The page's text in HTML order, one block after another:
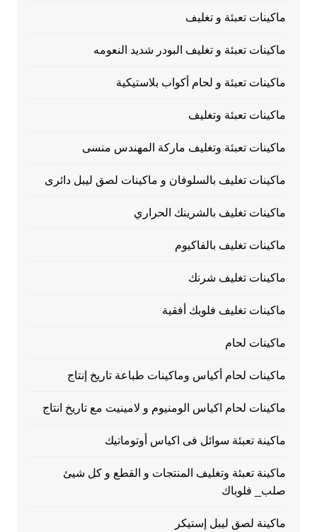
ماكينات تعبئة و تغليف
ماكينات تعبئة و تغليف البودر شديد النعومه
ماكينات تعبئة و لحام أكواب بلاستيكية
ماكينات تعبئة وتغليف
ماكينات تعبئة وتغليف ماركة المهندس منسى
ماكينات تغليف بالسلوفان و ماكينات لصق ليبل دائرى
ماكينات تغليف بالشرينك الحراري
ماكينات تغليف بالفاكيوم
ماكينات تغليف شرنك
ماكينات تغليف فلوبك أفقية
ماكينات لحام
ماكينات لحام أكياس وماكينات طباعة تاريخ إنتاج
ماكينات لحام اكياس الومنيوم و لامينيت مع تاريخ انتاج
ماكينة تعبئة سوائل فى اكياس أوتوماتيك
ماكينة تعبئة وتغليف المنتجات و القطع و كل شيئ
صلب_ فلوباك
ماكينة لصق ليبل إستيكر